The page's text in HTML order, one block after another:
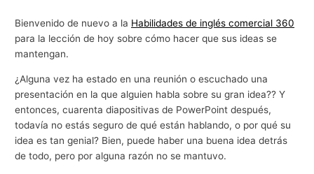
Bienvenido de nuevo a la Habilidades de inglés comercial 360
para la lección de hoy sobre cómo hacer que sus ideas se
mantengan.
¿Alguna vez ha estado en una reunión o escuchado una
presentación en la que alguien habla sobre su gran idea?? Y
entonces, cuarenta diapositivas de PowerPoint después,
todavía no estás seguro de qué están hablando, o por qué su
idea es tan genial? Bien, puede haber una buena idea detrás
de todo, pero por alguna razón no se mantuvo.